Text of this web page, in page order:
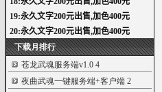
下载月排行
苍龙武魂服务端v1.04
夜曲武魂一键服务端+客户端2